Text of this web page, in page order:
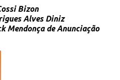
Bizon
Alves Diniz
Mendonça de Anunciação